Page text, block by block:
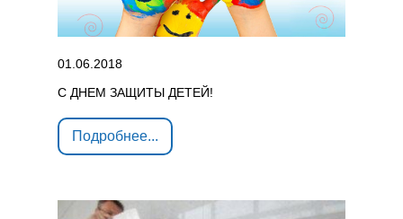
01.06.2018
С ДНЕМ ЗАЩИТЫ ДЕТЕЙ!
Подробнее...